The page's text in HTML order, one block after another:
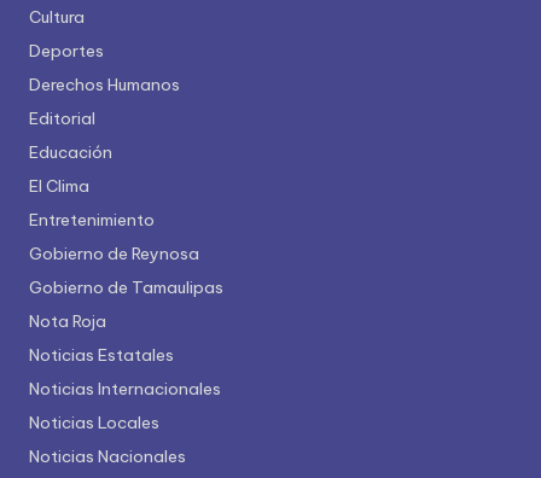
Cultura
Deportes
Derechos Humanos
Editorial
Educación
El Clima
Entretenimiento
Gobierno de Reynosa
Gobierno de Tamaulipas
Nota Roja
Noticias Estatales
Noticias Internacionales
Noticias Locales
Noticias Nacionales